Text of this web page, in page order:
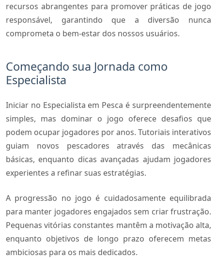
recursos abrangentes para promover práticas de jogo
responsável, garantindo que a diversão nunca
comprometa o bem-estar dos nossos usuários.
Começando sua Jornada como
Especialista
Iniciar no Especialista em Pesca é surpreendentemente
simples, mas dominar o jogo oferece desafios que
podem ocupar jogadores por anos. Tutoriais interativos
guiam novos pescadores através das mecânicas
básicas, enquanto dicas avançadas ajudam jogadores
experientes a refinar suas estratégias.
A progressão no jogo é cuidadosamente equilibrada
para manter jogadores engajados sem criar frustração.
Pequenas vitórias constantes mantêm a motivação alta,
enquanto objetivos de longo prazo oferecem metas
ambiciosas para os mais dedicados.